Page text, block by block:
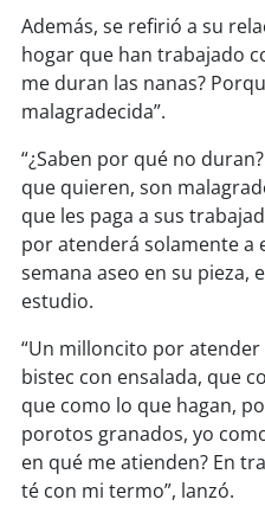
soytalcahuano
soyconcepción
soycoronel
soyarauco
soytemuco
soyvaldivia
soyosorno
soy puertomontt
Además, se refirió a su
hogar que han trabajado
me duran las nanas?
malagradecida”.
“¿Saben por qué no
que quieren, son
que les paga a sus
por atenderá solamente a
semana aseo en su pieza,
estudio.
“Un milloncito por
bistec con ensalada, que
que como lo que hagan,
porotos granados, yo
en qué me atienden? En
té con mi termo”, lanzó.